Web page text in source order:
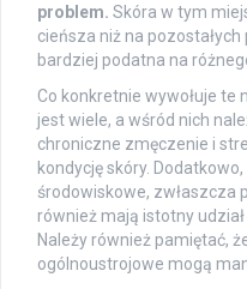
problem. Skóra w tym
cieńsza niż na
bardziej podatna na
Co konkretnie wywołuje
jest wiele, a wśród nich
chroniczne zmęczenie i
kondycję skóry.
środowiskowe, zwłaszcza
również mają istotny
Należy również pamiętać,
ogólnoustrojowe mogą